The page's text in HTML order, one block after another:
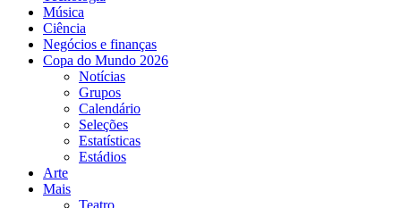
Música
Ciência
Negócios e finanças
Copa do Mundo 2026
Notícias
Grupos
Calendário
Seleções
Estatísticas
Estádios
Arte
Mais
Teatro